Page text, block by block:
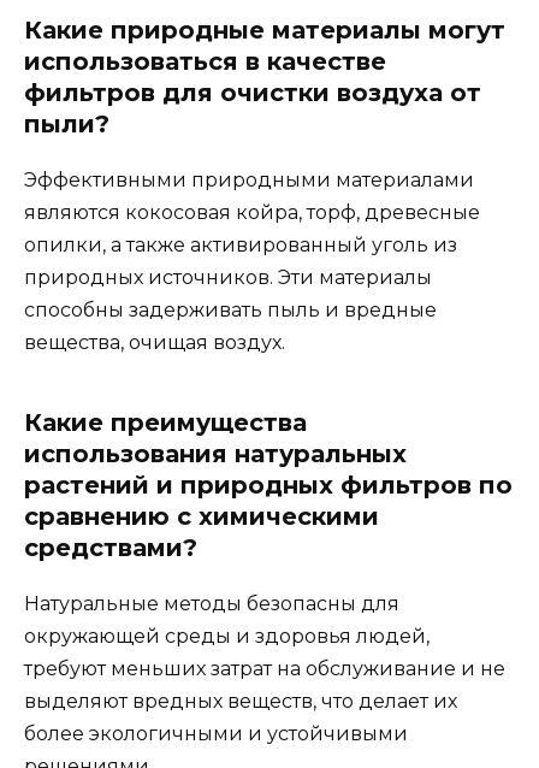
Какие природные материалы могут
использоваться в качестве
фильтров для очистки воздуха от
пыли?
Эффективными природными материалами
являются кокосовая койра, торф, древесные
опилки, а также активированный уголь из
природных источников. Эти материалы
способны задерживать пыль и вредные
вещества, очищая воздух.
Какие преимущества
использования натуральных
растений и природных фильтров по
сравнению с химическими
средствами?
Натуральные методы безопасны для
окружающей среды и здоровья людей,
требуют меньших затрат на обслуживание и не
выделяют вредных веществ, что делает их
более экологичными и устойчивыми